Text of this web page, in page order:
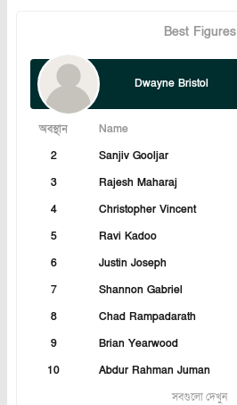
Best Figures
Dwayne Bristol
অবস্থান Name
2
Sanjiv Gooljar
3
Rajesh Maharaj
4
Christopher Vincent
5
Ravi Kadoo
6
Justin Joseph
7
Shannon Gabriel
8
Chad Rampadarath
9
Brian Yearwood
10
Abdur Rahman Juman
সবগুলো দেখুন